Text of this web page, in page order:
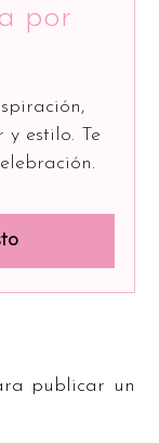
por
y estilo. Te
publicar un